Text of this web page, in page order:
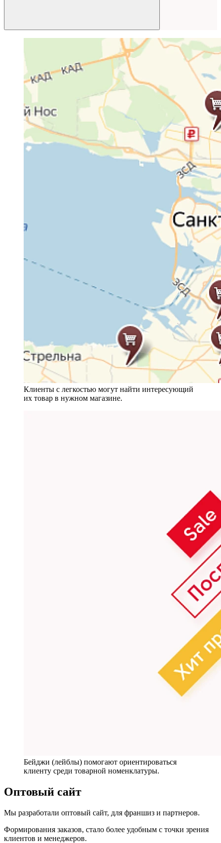
Клиенты с легкостью могут найти интересующий
их товар в нужном магазине.
Бейджи (лейблы) помогают ориентироваться
клиенту среди товарной номенклатуры.
Оптовый сайт
Мы разработали оптовый сайт, для франшиз и партнеров.
Формирования заказов, стало более удобным с точки зрения
клиентов и менеджеров.